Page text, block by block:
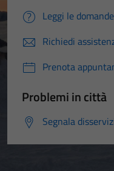
Leggi le
Richiedi
Prenota
Problemi in città
Segnala